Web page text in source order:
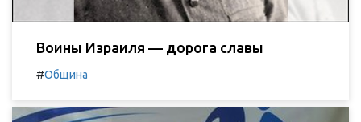
Воины Израиля — дорога славы
#Община